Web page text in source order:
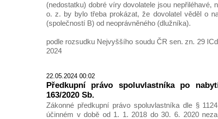
(nedostatku) dobré víry dovolatele jsou nepřiléhavé,
o. z. by bylo třeba prokázat, že dovolatel věděl o
(společností B) od neoprávněného (dlužníka).
podle rozsudku Nejvyššího soudu ČR sen. zn. 29
2024
22.05.2024 00:02
Předkupní právo spoluvlastníka po
163/2020 Sb.
Zákonné předkupní právo spoluvlastníka dle §
účinném v době od 1. 1. 2018 do 30. 6. 2020